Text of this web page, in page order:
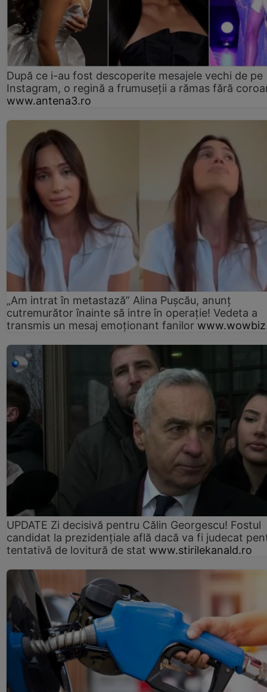
După ce i-au fost descoperite mesajele vechi de pe
Instagram, o regină a frumuseții a rămas fără
www.antena3.ro
„Am intrat în metastază” Alina Pușcău, anunț
cutremurător înainte să intre în operație! Vedeta a
transmis un mesaj emoționant fanilor
UPDATE Zi decisivă pentru Călin Georgescu! Fostul
candidat la prezidențiale află dacă va fi judecat
tentativă de lovitură de stat www.stirilekanald.ro